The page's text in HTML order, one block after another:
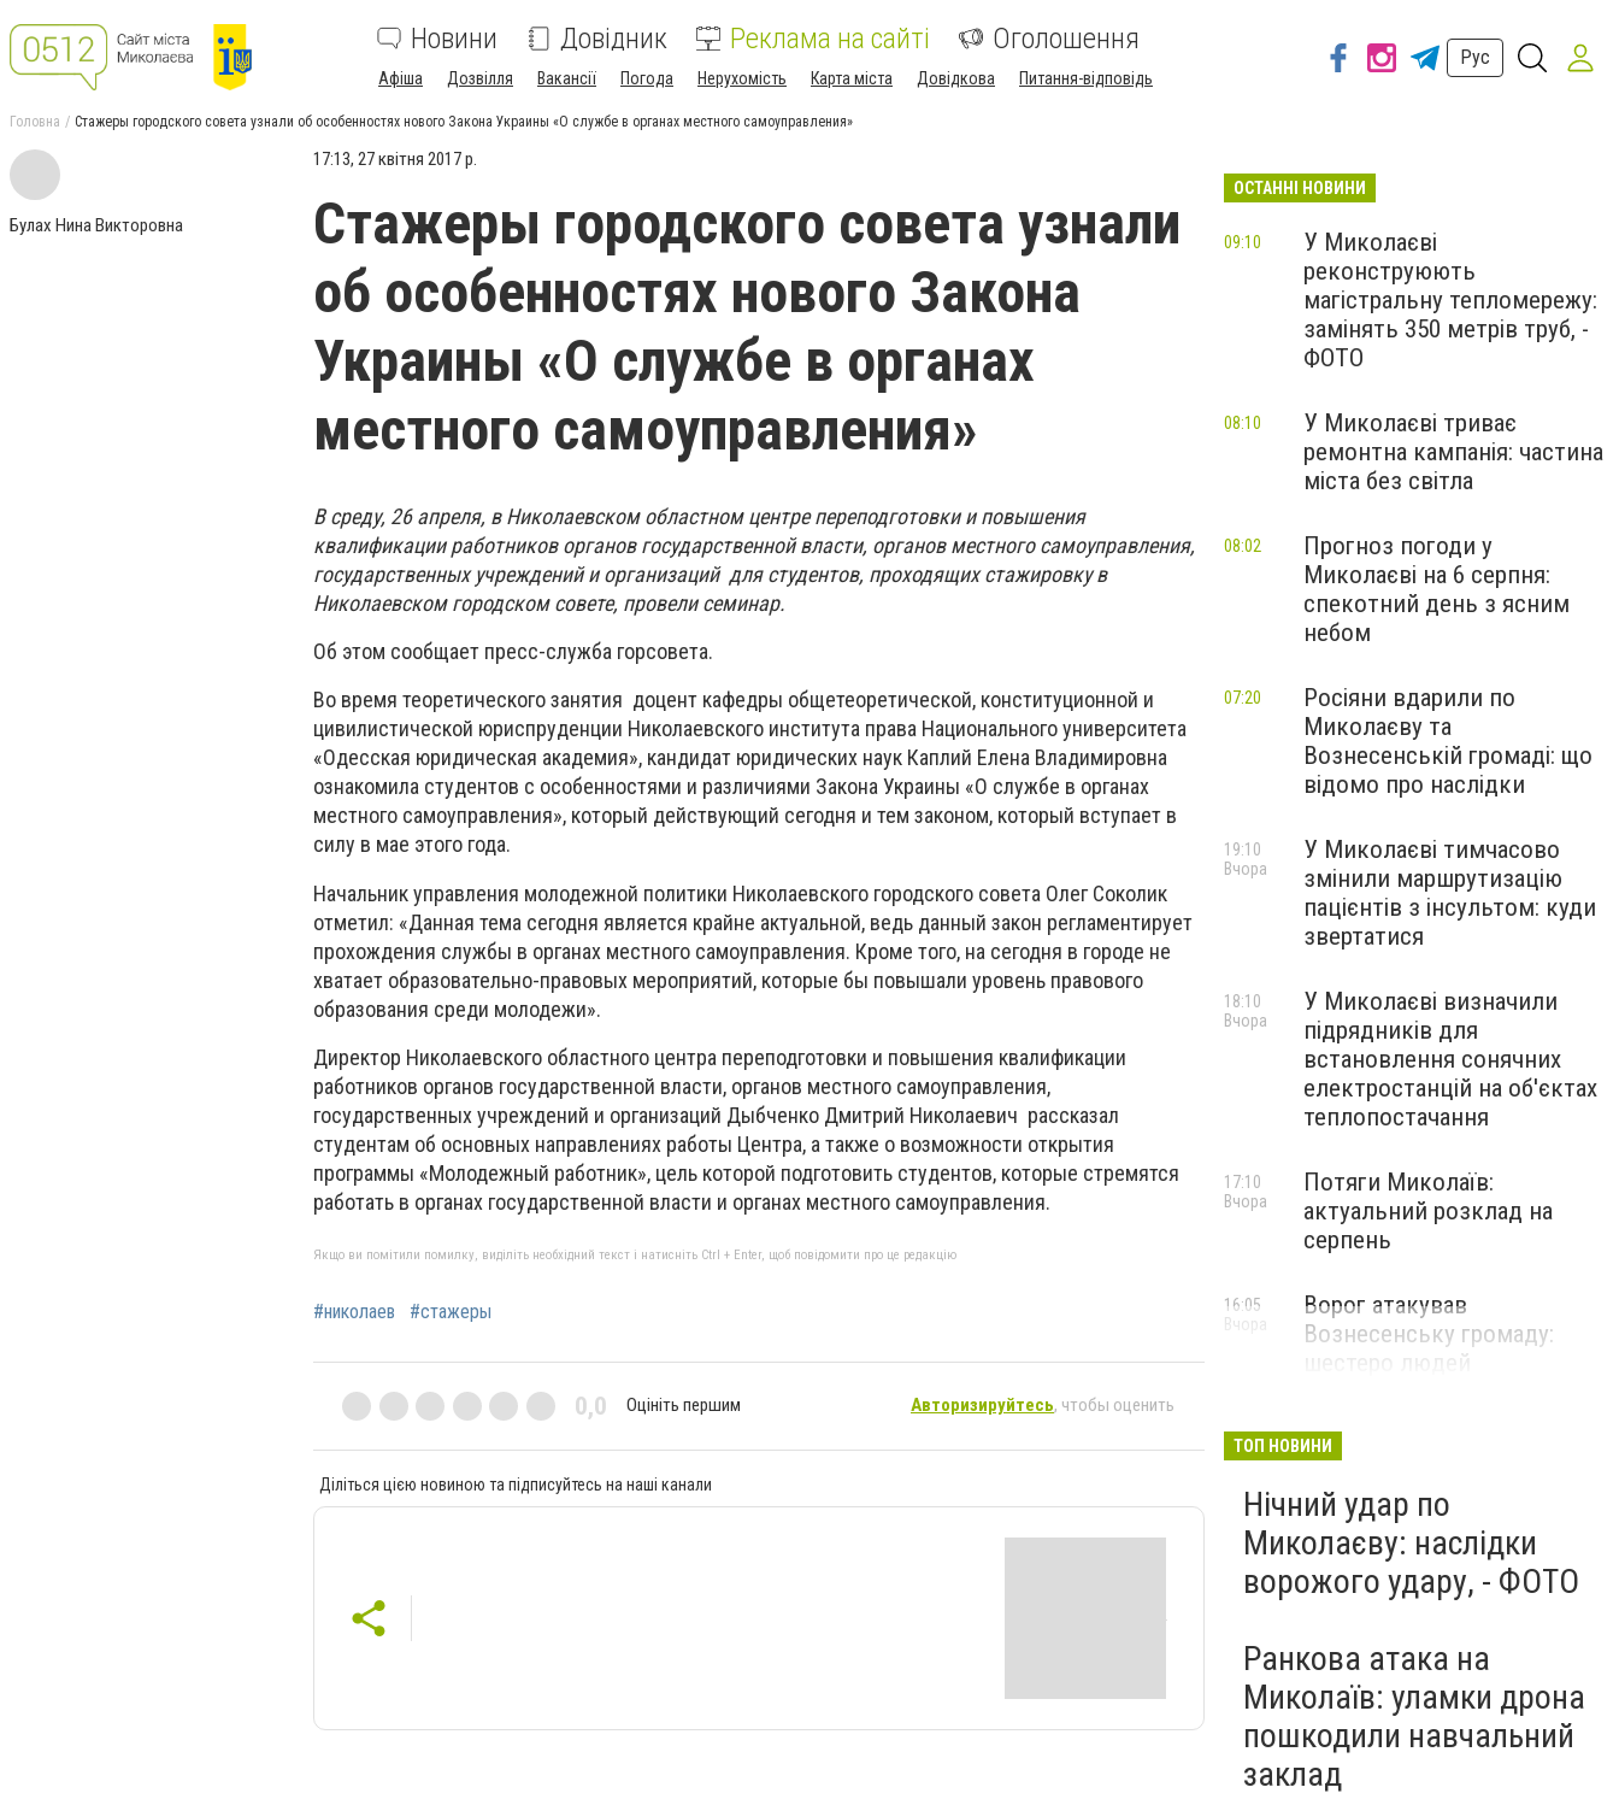
Новини Довідник Реклама на сайті Оголошення
Афіша Дозвілля Вакансії Погода Нерухомість Карта міста Довідкова Питання-відповідь
Рус
Головна Стажеры городского совета узнали об особенностях нового Закона Украины «О службе в органах местного самоуправления»
Булах Нина Викторовна
17:13, 27 квітня 2017 р.
Стажеры городского совета узнали
об особенностях нового Закона
Украины «О службе в органах
местного самоуправления»
В среду, 26 апреля, в Николаевском областном центре переподготовки и повышения
квалификации работников органов государственной власти, органов местного самоуправления,
государственных учреждений и организаций для студентов, проходящих стажировку в
Николаевском городском совете, провели семинар.
Об этом сообщает пресс-служба горсовета.
Во время теоретического занятия доцент кафедры общетеоретической, конституционной и
цивилистической юриспруденции Николаевского института права Национального университета
«Одесская юридическая академия», кандидат юридических наук Каплий Елена Владимировна
ознакомила студентов с особенностями и различиями Закона Украины «О службе в органах
местного самоуправления», который действующий сегодня и тем законом, который вступает в
силу в мае этого года.
Начальник управления молодежной политики Николаевского городского совета Олег Соколик
отметил: «Данная тема сегодня является крайне актуальной, ведь данный закон регламентирует
прохождения службы в органах местного самоуправления. Кроме того, на сегодня в городе не
хватает образовательно-правовых мероприятий, которые бы повышали уровень правового
образования среди молодежи».
Директор Николаевского областного центра переподготовки и повышения квалификации
работников органов государственной власти, органов местного самоуправления,
государственных учреждений и организаций Дыбченко Дмитрий Николаевич рассказал
студентам об основных направлениях работы Центра, а также о возможности открытия
программы «Молодежный работник», цель которой подготовить студентов, которые стремятся
работать в органах государственной власти и органах местного самоуправления.
Якщо ви помітили помилку, виділіть необхідний текст і натисніть Ctrl + Enter, щоб повідомити про це редакцію
#николаев #стажеры
0,0 Оцініть першим Авторизируйтесь, чтобы оценить
Діліться цією новиною та підписуйтесь на наші канали
ОСТАННІ НОВИНИ
У Миколаєві
реконструюють
магістральну тепломережу:
замінять 350 метрів труб, -
ФОТО
09:10
У Миколаєві триває
ремонтна кампанія: частина
міста без світла
08:10
Прогноз погоди у
Миколаєві на 6 серпня:
спекотний день з ясним
небом
08:02
Росіяни вдарили по
Миколаєву та
Вознесенській громаді: що
відомо про наслідки
07:20
У Миколаєві тимчасово
змінили маршрутизацію
пацієнтів з інсультом: куди
звертатися
19:10
Вчора
У Миколаєві визначили
підрядників для
встановлення сонячних
електростанцій на об'єктах
теплопостачання
18:10
Вчора
Потяги Миколаїв:
актуальний розклад на
серпень
17:10
Вчора
Ворог атакував
Вознесенську громаду:
шестеро людей
16:05
Вчора
ТОП НОВИНИ
Нічний удар по
Миколаєву: наслідки
ворожого удару, - ФОТО
Ранкова атака на
Миколаїв: уламки дрона
пошкодили навчальний
заклад